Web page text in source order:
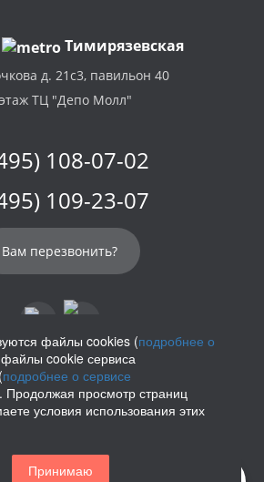
Тимирязевская
д. 21с3, павильон 40
ТЦ "Депо Молл"
108-07-02
109-23-07
Вам перезвонить?
info@parikof.ru
конфиденциальности
файлы cookies (подробнее о
cookie сервиса
подробнее о сервисе
Продолжая просмотр страниц
условия использования этих
Принимаю